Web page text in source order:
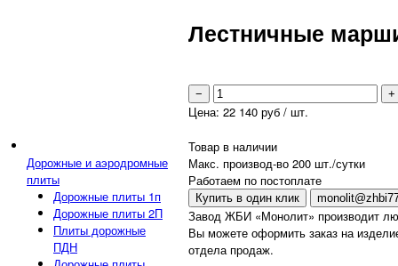
Дорожные и аэродромные
плиты
Дорожные плиты 1п
Дорожные плиты 2П
Плиты дорожные
ПДН
Лестничные
− +
Цена: 22 140 руб / шт.
Товар в наличии
Макс. производ-во 200 шт./сутки
Работаем по постоплате
Купить в один клик
Завод ЖБИ «Монолит» производит
Вы можете оформить заказ на
отдела продаж.